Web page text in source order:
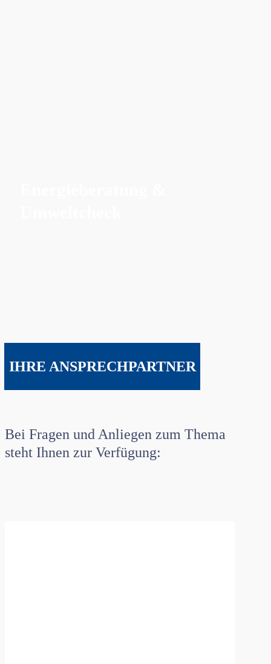
IHRE ANSPRECHPARTNER
Bei Fragen und Anliegen zum Thema
steht Ihnen zur Verfügung: